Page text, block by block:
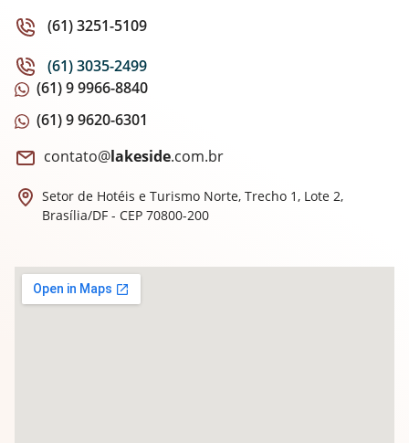
(61) 3251-5109
(61) 3035-2499
(61) 9 9966-8840
(61) 9 9620-6301
contato@lakeside.com.br
Setor de Hotéis e Turismo Norte, Trecho 1,Lote 2,
Brasília/DF - CEP 70800-200